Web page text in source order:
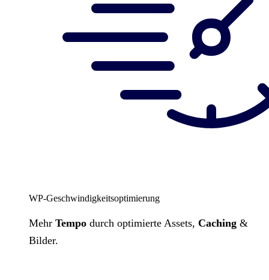
WP-Geschwindigkeitsoptimierung
Mehr Tempo durch optimierte Assets, Caching &
Bilder.